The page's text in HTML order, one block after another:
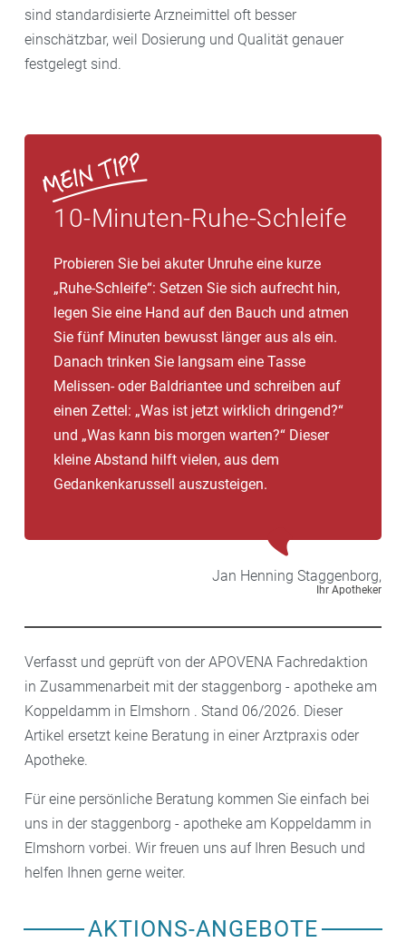
sind standardisierte Arzneimittel oft besser
einschätzbar, weil Dosierung und Qualität genauer
festgelegt sind.
10-Minuten-Ruhe-Schleife
Probieren Sie bei akuter Unruhe eine kurze
„Ruhe-Schleife“: Setzen Sie sich aufrecht hin,
legen Sie eine Hand auf den Bauch und atmen
Sie fünf Minuten bewusst länger aus als ein.
Danach trinken Sie langsam eine Tasse
Melissen- oder Baldriantee und schreiben auf
einen Zettel: „Was ist jetzt wirklich dringend?“
und „Was kann bis morgen warten?“ Dieser
kleine Abstand hilft vielen, aus dem
Gedankenkarussell auszusteigen.
Jan Henning Staggenborg,
Ihr Apotheker
Verfasst und geprüft von der APOVENA Fachredaktion
in Zusammenarbeit mit der staggenborg - apotheke am
Koppeldamm in Elmshorn . Stand 06/2026. Dieser
Artikel ersetzt keine Beratung in einer Arztpraxis oder
Apotheke.
Für eine persönliche Beratung kommen Sie einfach bei
uns in der staggenborg - apotheke am Koppeldamm in
Elmshorn vorbei. Wir freuen uns auf Ihren Besuch und
helfen Ihnen gerne weiter.
AKTIONS-ANGEBOTE